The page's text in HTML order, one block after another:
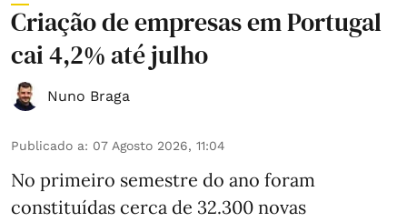
Criação de empresas em Portugal
cai 4,2% até julho
Nuno Braga
Publicado a: 07 Agosto 2026, 11:04
No primeiro semestre do ano foram
constituídas cerca de 32.300 novas